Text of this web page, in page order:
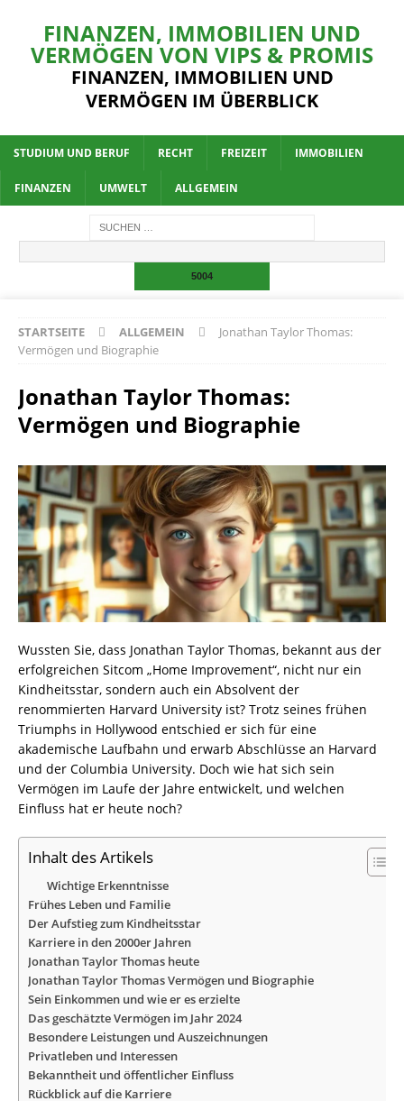
FINANZEN, IMMOBILIEN UND
VERMÖGEN VON VIPS & PROMIS
FINANZEN, IMMOBILIEN UND
VERMÖGEN IM ÜBERBLICK
STUDIUM UND BERUF RECHT FREIZEIT IMMOBILIEN
FINANZEN UMWELT ALLGEMEIN
STARTSEITE ALLGEMEIN
Jonathan Taylor Thomas:
Vermögen und Biographie
Jonathan Taylor Thomas:
Vermögen und Biographie
Wussten Sie, dass Jonathan Taylor Thomas, bekannt aus der
erfolgreichen Sitcom „Home Improvement“, nicht nur ein
Kindheitsstar, sondern auch ein Absolvent der
renommierten Harvard University ist? Trotz seines frühen
Triumphs in Hollywood entschied er sich für eine
akademische Laufbahn und erwarb Abschlüsse an Harvard
und der Columbia University. Doch wie hat sich sein
Vermögen im Laufe der Jahre entwickelt, und welchen
Einfluss hat er heute noch?
Inhalt des Artikels
Wichtige Erkenntnisse
Frühes Leben und Familie
Der Aufstieg zum Kindheitsstar
Karriere in den 2000er Jahren
Jonathan Taylor Thomas heute
Jonathan Taylor Thomas Vermögen und Biographie
Sein Einkommen und wie er es erzielte
Das geschätzte Vermögen im Jahr 2024
Besondere Leistungen und Auszeichnungen
Privatleben und Interessen
Bekanntheit und öffentlicher Einfluss
Rückblick auf die Karriere